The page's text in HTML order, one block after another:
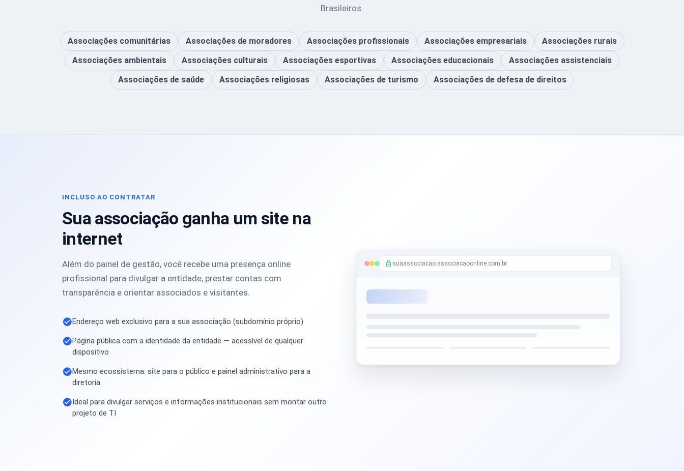
Brasileiros.
Associações comunitárias Associações de moradores Associações profissionais Associações empresariais
Associações rurais
Associações ambientais
Associações culturais Associações esportivas Associações educacionais
Associações assistenciais
Associações de saúde
Associações religiosas Associações de turismo Associações de defesa de direitos
INCLUSO AO CONTRATAR
Sua associação ganha um site na
internet
Além do painel de gestão, você recebe uma presença online
profissional para divulgar a entidade, prestar contas com
transparência e orientar associados e visitantes.
Endereço web exclusivo para a sua associação (subdomínio próprio)
Página pública com a identidade da entidade — acessível de qualquer
dispositivo
Mesmo ecossistema: site para o público e painel administrativo para a
diretoria
Ideal para divulgar serviços e informações institucionais sem montar outro
projeto de TI
suaassociacao.associacaoonline.com.br